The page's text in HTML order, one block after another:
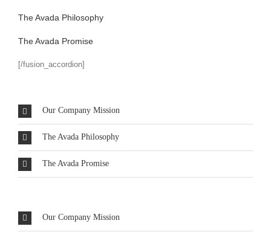
The Avada Philosophy
The Avada Promise
[/fusion_accordion]
Our Company Mission
The Avada Philosophy
The Avada Promise
Our Company Mission